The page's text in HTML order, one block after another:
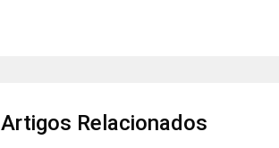
Artigos Relacionados